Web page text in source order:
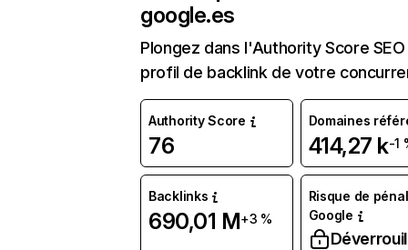
google.es
Plongez dans l'Authority Score
profil de backlink de votre
Authority Score
76
Domaines
414,27 k-1
Backlinks
690,01 M+3 %
Risque de
Google